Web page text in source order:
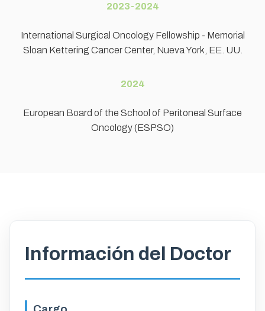
2023-2024
International Surgical Oncology Fellowship - Memorial
Sloan Kettering Cancer Center, Nueva York, EE. UU.
2024
European Board of the School of Peritoneal Surface
Oncology (ESPSO)
Información del Doctor